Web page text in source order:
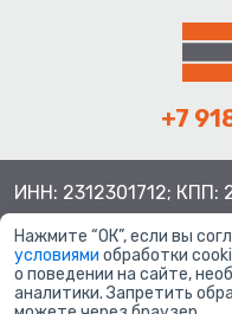
+7
ИНН: 2312301712; КПП:
Нажмите “ОК”, если вы
условиями обработки
о поведении на сайте,
аналитики. Запретить